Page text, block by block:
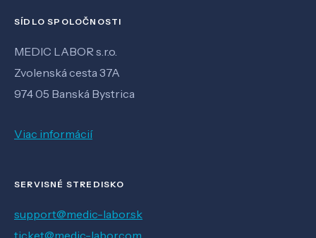
SÍDLO SPOLOČNOSTI
MEDIC LABOR s.r.o.
Zvolenská cesta 37A
974 05 Banská Bystrica
Viac informácií
SERVISNÉ STREDISKO
support@medic-labor.sk
ticket@medic-labor.com